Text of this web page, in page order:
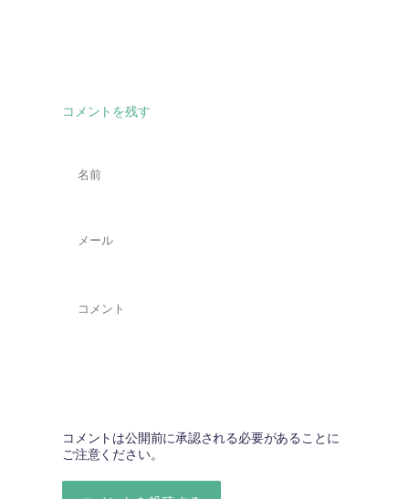
コメントを残す
コメントは公開前に承認される必要があることに
ご注意ください。